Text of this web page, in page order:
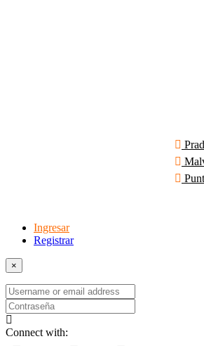
Ingresar
Registrar
×
Username
or
email
address
Contraseña
Connect with: